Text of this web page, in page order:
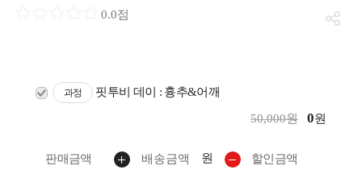
0.0점
과정 핏투비 데이 : 흉추&어깨
50,000원 0원
판매금액 배송금액 원 할인금액